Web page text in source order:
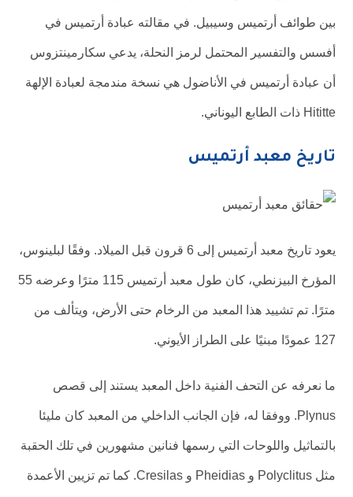
بين طوائف أرتميس وسيبيل. في مقالته عبادة أرتميس في
أفسس والتفسير المحتمل لرمز النحلة، يدعي سكارمينتزوس
أن عبادة أرتميس في الأناضول هي نسخة مندمجة لعبادة الإلهة
Hititte ذات الطابع اليوناني.
تاريخ معبد أرتميس
يعود تاريخ معبد أرتميس إلى 6 قرون قبل الميلاد. وفقًا لبلينوس،
المؤرخ البيزنطي، كان طول معبد أرتميس 115 مترًا وعرضه 55
مترًا. تم تشييد هذا المعبد من الرخام حتى الأرض، ويتألف من
127 عمودًا مبنيًا على الطراز الأيوني.
ما نعرفه عن التحف الفنية داخل المعبد يستند إلى قصص
Plynus. ووفقا له، فإن الجانب الداخلي من المعبد كان مليئا
بالتماثيل واللوحات التي رسمها فنانين مشهورين في تلك الحقبة
مثل Polyclitus و Pheidias و Cresilas. كما تم تزيين الأعمدة